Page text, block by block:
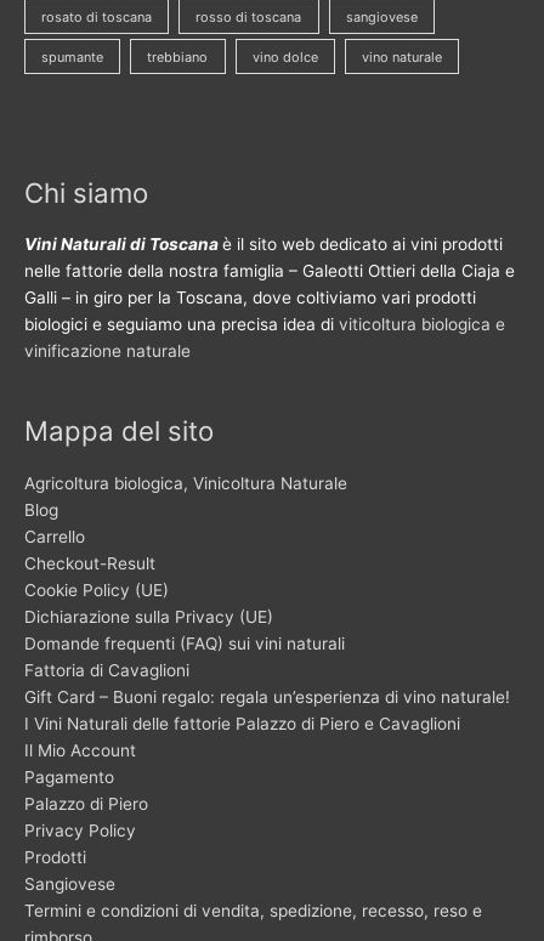
rosato di toscana rosso di toscana sangiovese
spumante trebbiano vino dolce vino naturale
Chi siamo
Vini Naturali di Toscanaè il sito web dedicato ai vini prodotti
nelle fattorie della nostra famiglia – Galeotti Ottieri della Ciaja e
Galli – in giro per la Toscana, dove coltiviamo vari prodotti
biologici e seguiamo una precisa idea di viticoltura biologica e
vinificazione naturale
Mappa del sito
Agricoltura biologica, Vinicoltura Naturale
Blog
Carrello
Checkout-Result
Cookie Policy (UE)
Dichiarazione sulla Privacy (UE)
Domande frequenti (FAQ) sui vini naturali
Fattoria di Cavaglioni
Gift Card – Buoni regalo: regala un’esperienza di vino naturale!
I Vini Naturali delle fattorie Palazzo di Piero e Cavaglioni
Il Mio Account
Pagamento
Palazzo di Piero
Privacy Policy
Prodotti
Sangiovese
Termini e condizioni di vendita, spedizione, recesso, reso e